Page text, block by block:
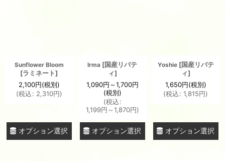
Sunflower Bloom
[ラミネート]
2,100円(税別)
(税込: 2,310円)
オプション選択
Irma [国産リバテ
ィ]
1,090円～1,700円
(税別)
(税込:
1,199円 ～1,870円)
オプション選択
Yoshie [国産リバテ
ィ]
1,650円(税別)
(税込: 1,815円)
オプション選択